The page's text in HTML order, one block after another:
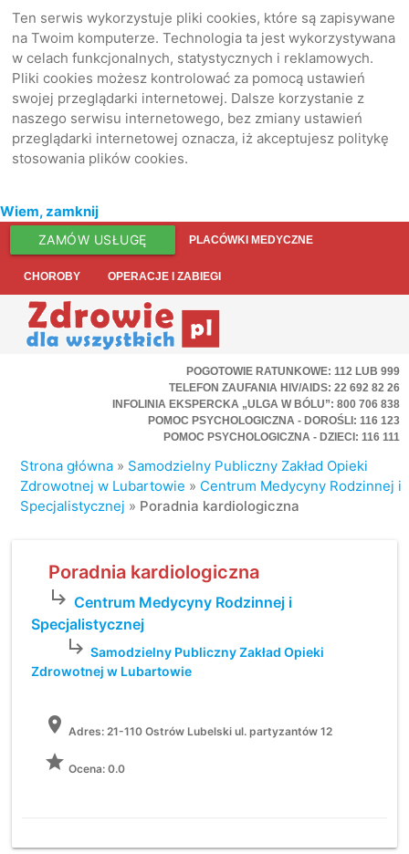
Ten serwis wykorzystuje pliki cookies, które są zapisywane
na Twoim komputerze. Technologia ta jest wykorzystywana
w celach funkcjonalnych, statystycznych i reklamowych.
Pliki cookies możesz kontrolować za pomocą ustawień
swojej przeglądarki internetowej. Dalsze korzystanie z
naszego serwisu internetowego, bez zmiany ustawień
przeglądarki internetowej oznacza, iż akceptujesz politykę
stosowania plików cookies.
Wiem, zamknij
ZAMÓW USŁUGĘ PLACÓWKI MEDYCZNE
CHOROBY OPERACJE I ZABIEGI
POGOTOWIE RATUNKOWE: 112 LUB 999
TELEFON ZAUFANIA HIV/AIDS: 22 692 82 26
INFOLINIA EKSPERCKA „ULGA W BÓLU”: 800 706 838
POMOC PSYCHOLOGICZNA - DOROŚLI: 116 123
POMOC PSYCHOLOGICZNA - DZIECI: 116 111
Strona główna » Samodzielny Publiczny Zakład Opieki
Zdrowotnej w Lubartowie » Centrum Medycyny Rodzinnej i
Specjalistycznej » Poradnia kardiologiczna
Poradnia kardiologiczna
subdirectory_arrow_right Centrum Medycyny Rodzinnej i
Specjalistycznej
subdirectory_arrow_right Samodzielny Publiczny Zakład Opieki
Zdrowotnej w Lubartowie
location_on Adres:21-110 Ostrów Lubelski ul. partyzantów 12
grade Ocena: 0.0